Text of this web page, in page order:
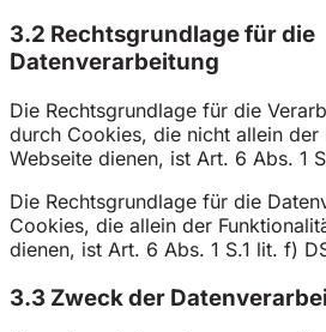
3.2 Rechtsgrundlage für die
Datenverarbeitung
Die Rechtsgrundlage für die
durch Cookies, die nicht allein der
Webseite dienen, ist Art. 6 Abs. 1
Die Rechtsgrundlage für die
Cookies, die allein der
dienen, ist Art. 6 Abs. 1 S.1 lit. f)
3.3 Zweck der